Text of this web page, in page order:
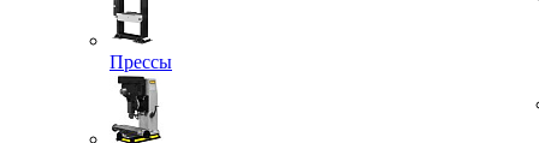
Прессы